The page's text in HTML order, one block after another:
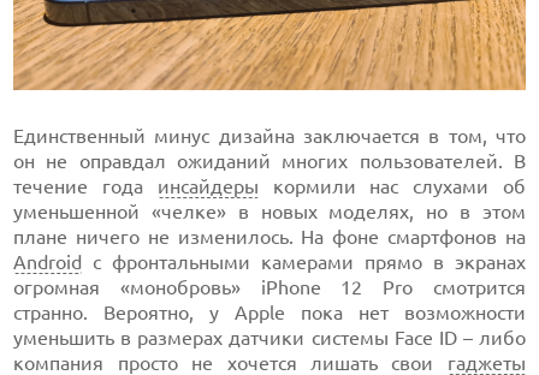
Единственный минус дизайна заключается в том, что
он не оправдал ожиданий многих пользователей. В
течение года инсайдеры кормили нас слухами об
уменьшенной «челке» в новых моделях, но в этом
плане ничего не изменилось. На фоне смартфонов на
Android с фронтальными камерами прямо в экранах
огромная «монобровь» iPhone 12 Pro смотрится
странно. Вероятно, у Apple пока нет возможности
уменьшить в размерах датчики системы Face ID – либо
компания просто не хочется лишать свои гаджеты